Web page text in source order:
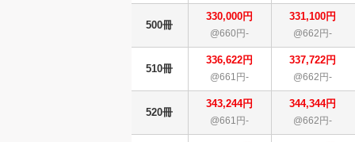
500冊
330,000円
@660円-
331,100円
@662円-
510冊
336,622円
@661円-
337,722円
@662円-
520冊
343,244円
@661円-
344,344円
@662円-